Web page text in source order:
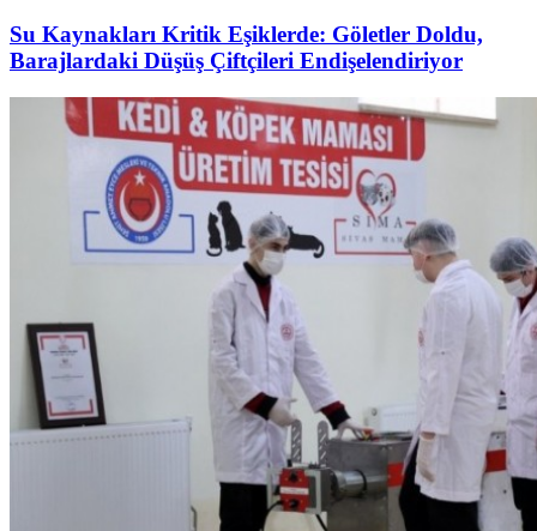
Su Kaynakları Kritik Eşiklerde: Göletler Doldu,
Barajlardaki Düşüş Çiftçileri Endişelendiriyor